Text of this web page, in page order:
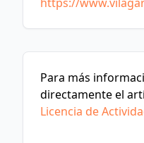
Para más
directamente el
Licencia de